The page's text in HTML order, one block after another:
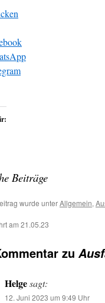
Beiträge
wurde unterAllgemein,
am 21.05.23
zu
Helgesagt:
12. Juni 2023 um 9:49 Uhr